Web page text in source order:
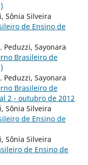
Sônia Silveira
de Ensino de
Peduzzi, Sayonara
Brasileiro de
Peduzzi, Sayonara
Brasileiro de
2 - outubro de 2012
Sônia Silveira
de Ensino de
Sônia Silveira
de Ensino de